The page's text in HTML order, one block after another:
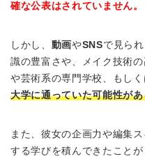
確な公表はされていません。
しかし、 動画やSNSで見ら
識の豊富さや、メイク技術
や芸術系の専門学校、もしく
大学に通っていた可能性が
また、彼女の企画力や編集
する学びを積んできたことが